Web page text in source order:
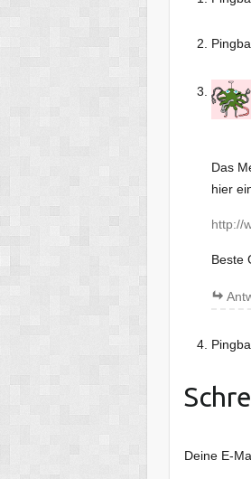
Das
hier
http://
Beste
Deine E-